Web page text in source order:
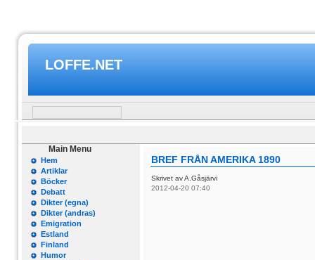
LOFFE.NET
Main Menu
Hem
Artiklar
Böcker
Debatt
Dikter (egna)
Dikter (andras)
Emigration
Estland
Finland
Humor
BREF FRÅN AMERIKA 1890
Skrivet av A.Gåsjärvi
2012-04-20 07:40